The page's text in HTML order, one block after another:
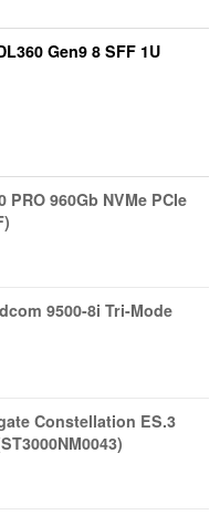
Gen9 8 SFF 1U
PRO 960Gb NVMe PCIe
9500-8i Tri-Mode
Constellation ES.3